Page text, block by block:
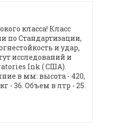
класса! Класс
по Стандартизации,
и удар,
исследований и
Ink ( США).
в мм: высота - 420,
- 36. Объем в лтр - 25.